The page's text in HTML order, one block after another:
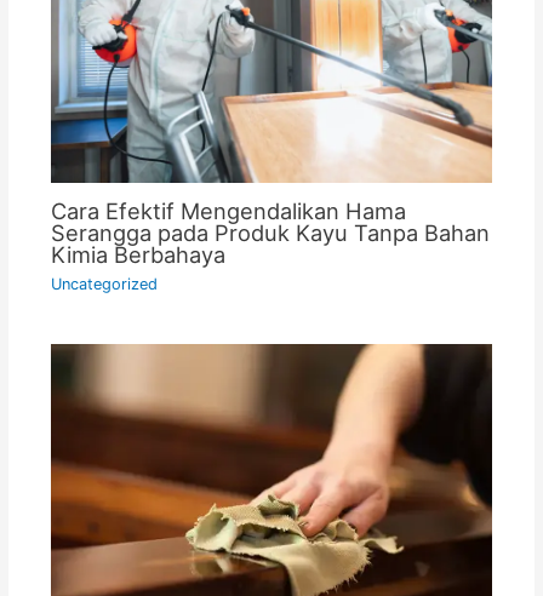
Cara Efektif Mengendalikan Hama
Serangga pada Produk Kayu Tanpa Bahan
Kimia Berbahaya
Uncategorized